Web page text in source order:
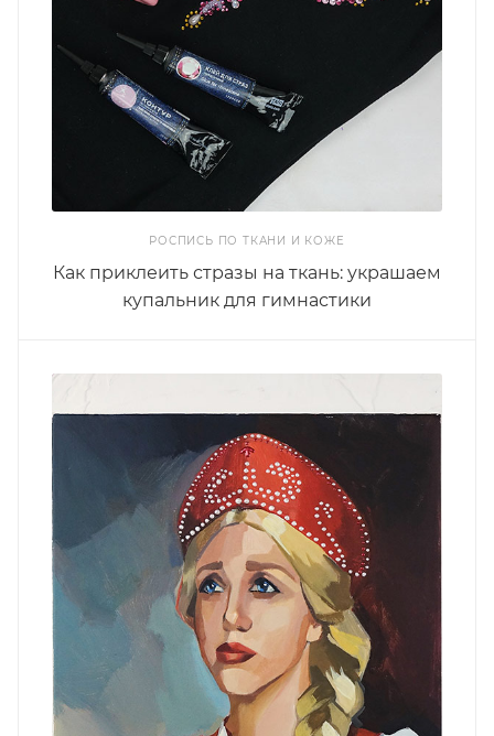
РОСПИСЬ ПО ТКАНИ И КОЖЕ
Как приклеить стразы на ткань: украшаем
купальник для гимнастики